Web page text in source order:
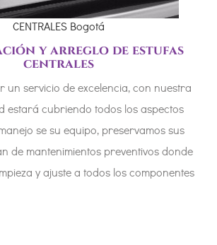
CENTRALES Bogotá
y arreglo de estufas
centrales
un servicio de excelencia, con nuestra
estará cubriendo todos los aspectos
se su equipo, preservamos sus
de mantenimientos preventivos donde
y ajuste a todos los componentes